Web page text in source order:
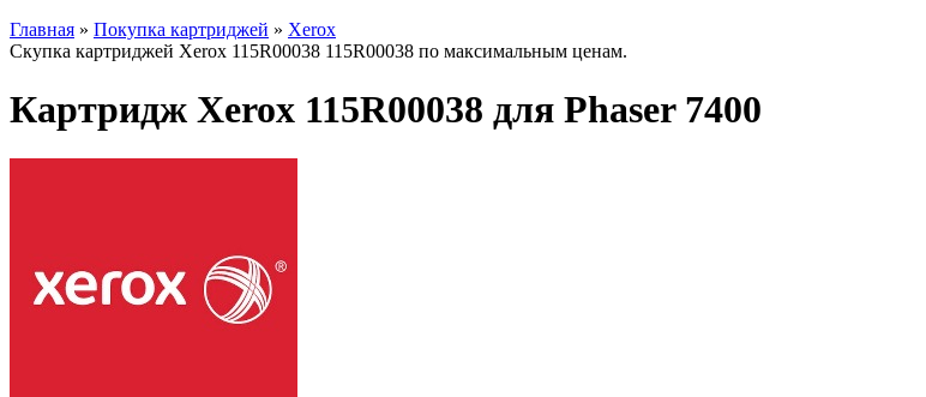
Главная » Покупка картриджей » Xerox
Скупка картриджей Xerox 115R00038 115R00038 по максимальным ценам.
Картридж Xerox 115R00038 для Phaser 7400